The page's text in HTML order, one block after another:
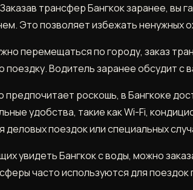
трансфер Бангкок заранее, вы
Это позволяет избежать ненужных
перемещаться по городу, заказ
поездку. Водитель заранее обсудит с
предпочитает роскошь, в Бангкоке
удобства, такие как Wi-Fi,
деловых поездок или специальных
увидеть Бангкок с воды, можно
часто используются для поездок